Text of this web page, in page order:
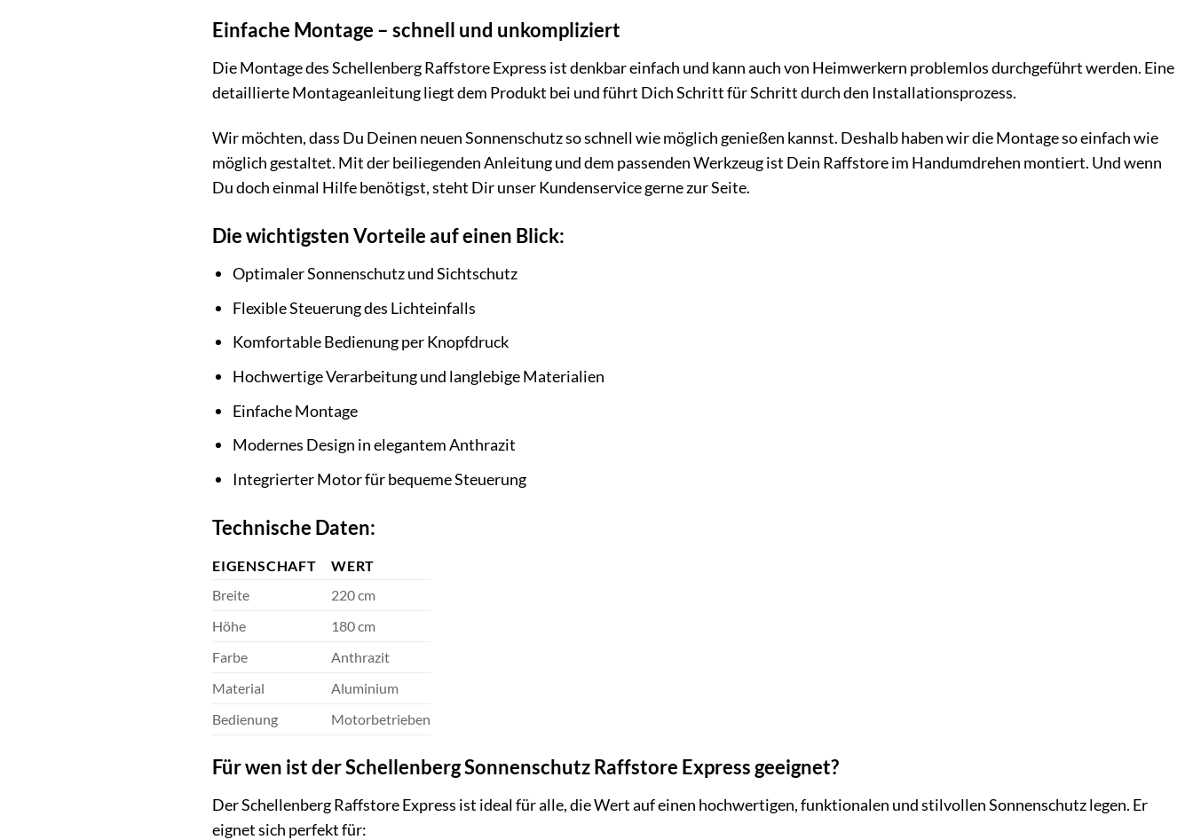
Einfache Montage – schnell und unkompliziert
Die Montage des Schellenberg Raffstore Express ist denkbar einfach und kann auch von Heimwerkern problemlos durchgeführt werden. Eine
detaillierte Montageanleitung liegt dem Produkt bei und führt Dich Schritt für Schritt durch den Installationsprozess.
Wir möchten, dass Du Deinen neuen Sonnenschutz so schnell wie möglich genießen kannst. Deshalb haben wir die Montage so einfach wie
möglich gestaltet. Mit der beiliegenden Anleitung und dem passenden Werkzeug ist Dein Raffstore im Handumdrehen montiert. Und wenn
Du doch einmal Hilfe benötigst, steht Dir unser Kundenservice gerne zur Seite.
Die wichtigsten Vorteile auf einen Blick:
Optimaler Sonnenschutz und Sichtschutz
Flexible Steuerung des Lichteinfalls
Komfortable Bedienung per Knopfdruck
Hochwertige Verarbeitung und langlebige Materialien
Einfache Montage
Modernes Design in elegantem Anthrazit
Integrierter Motor für bequeme Steuerung
Technische Daten:
EIGENSCHAFT
WERT
Breite
220 cm
Höhe
180 cm
Farbe
Anthrazit
Material
Aluminium
Bedienung
Motorbetrieben
Für wen ist der Schellenberg Sonnenschutz Raffstore Express geeignet?
Der Schellenberg Raffstore Express ist ideal für alle, die Wert auf einen hochwertigen, funktionalen und stilvollen Sonnenschutz legen. Er
eignet sich perfekt für: